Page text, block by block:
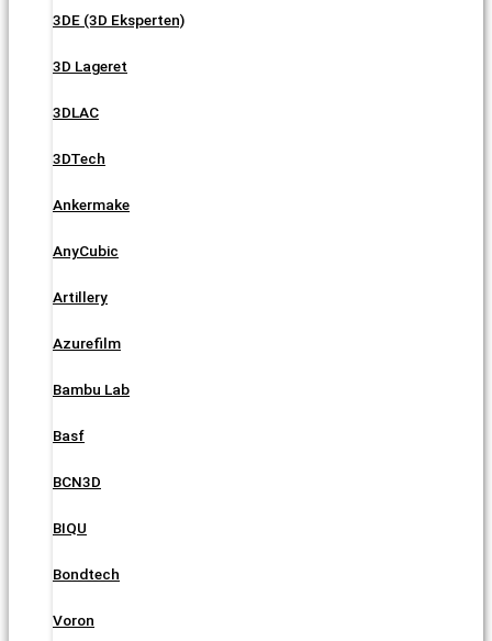
3DE (3D Eksperten)
3D Lageret
3DLAC
3DTech
Ankermake
AnyCubic
Artillery
Azurefilm
Bambu Lab
Basf
BCN3D
BIQU
Bondtech
Voron